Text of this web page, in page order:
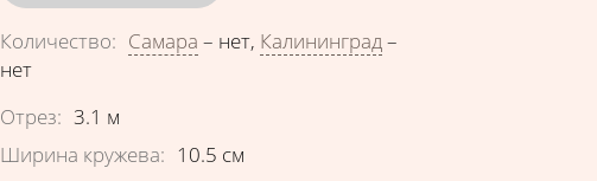
Количество: Самара – нет, Калининград–
нет
Характеристики
Отрез: 3.1 м
Ширина кружева: 10.5 см